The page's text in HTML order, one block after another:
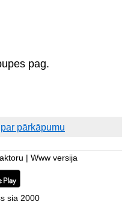
pag.
pārkāpumu
Www versija
sia 2000